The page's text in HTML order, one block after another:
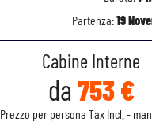
Partenza:19
Cabine Interne
da 753 €
Prezzo per persona Tax Incl. -